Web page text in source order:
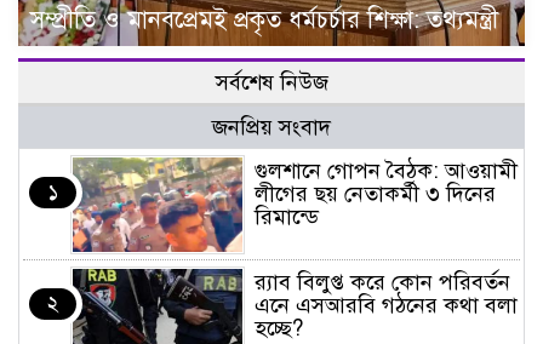
সম্প্রীতি ও মানবপ্রেমই প্রকৃত ধর্মচর্চার শিক্ষা: তথ্যমন্ত্রী
সর্বশেষ নিউজ
জনপ্রিয় সংবাদ
১
গুলশানে গোপন বৈঠক: আওয়ামী
লীগের ছয় নেতাকর্মী ৩ দিনের
রিমান্ডে
২
র‍্যাব বিলুপ্ত করে কোন পরিবর্তন
এনে এসআরবি গঠনের কথা বলা
হচ্ছে?